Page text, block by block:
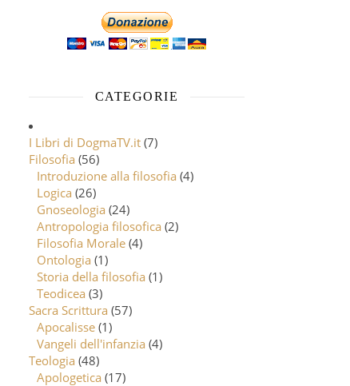
CATEGORIE
I Libri di DogmaTV.it (7)
Filosofia (56)
Introduzione alla filosofia (4)
Logica (26)
Gnoseologia (24)
Antropologia filosofica (2)
Filosofia Morale (4)
Ontologia (1)
Storia della filosofia (1)
Teodicea (3)
Sacra Scrittura (57)
Apocalisse (1)
Vangeli dell'infanzia (4)
Teologia (48)
Apologetica (17)